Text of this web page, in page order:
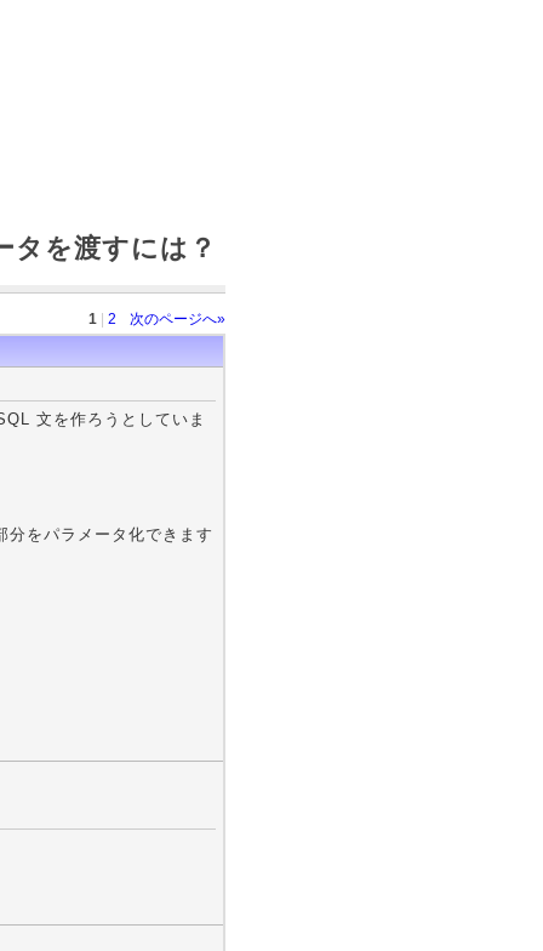
を渡すには？
1 2 次のページへ»
文を作ろうとしていま
をパラメータ化できます